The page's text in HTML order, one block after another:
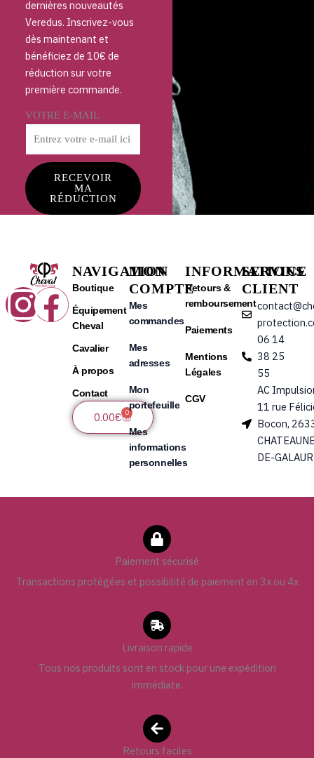
dernières nouveautés
Veredus. Inscrivez-vous
dès maintenant et
bénéficiez de 10€ de
réduction sur votre
première commande.
VOTRE E-MAIL
RECEVOIR
MA
RÉDUCTION
Instagram
Facebook
NAVIGATION
Boutique
Équipement
Cheval
Cavalier
À propos
Contact
0.00€ 0
Panier
MON
COMPTE
Mes
commandes
Mes
adresses
Mon
portefeuille
Mes
informations
personnelles
INFORMATIONS
Retours &
remboursement
Paiements
Mentions
Légales
CGV
SERVICE
CLIENT
06 14
38 25
55
AC
11 rue
Bocon,
DE-
Paiement sécurisé
Transactions protégées et possibilité de paiement en 3x ou 4x
Livraison rapide
Tous nos produits sont en stock pour une expédition
immédiate.
Retours faciles